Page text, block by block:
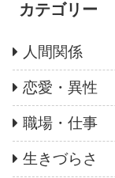
カテゴリー
人間関係
恋愛・異性
職場・仕事
生きづらさ